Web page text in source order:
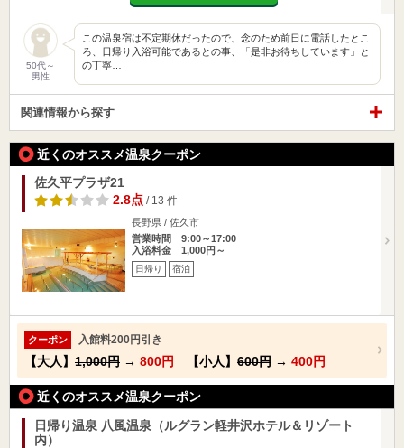
50代～
男性
この温泉宿は不定期休だったので、念のため前日に電話したとこ
ろ、日帰り入浴可能であるとの事、「是非お待ちしています」と
の丁寧…
関連情報から探す
近くのオススメ温泉クーポン
佐久平プラザ21
2.8点/ 13 件
長野県 / 佐久市
営業時間 9:00～17:00
入浴料金 1,000円～
日帰り 宿泊
クーポン 入館料200円引き
【大人】 1,000円 → 800円 【小人】 600円 → 400円
近くのオススメ温泉クーポン
日帰り温泉 八風温泉（ルグラン軽井沢ホテル＆リゾート
内）